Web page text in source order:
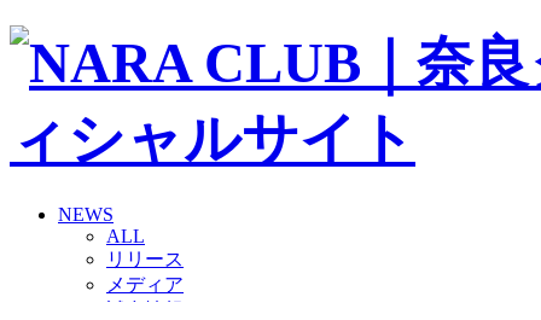
NEWS
ALL
リリース
メディア